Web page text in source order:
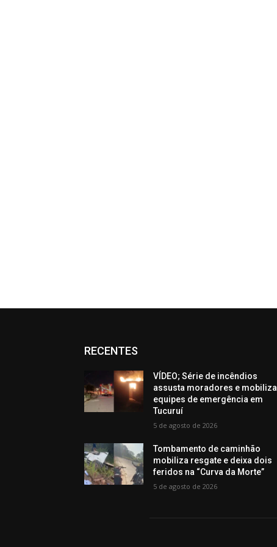
RECENTES
VÍDEO; Série de incêndios
assusta moradores e mobiliza
equipes de emergência em
Tucuruí
5 de agosto de 2026
Tombamento de caminhão
mobiliza resgate e deixa dois
feridos na “Curva da Morte”
5 de agosto de 2026